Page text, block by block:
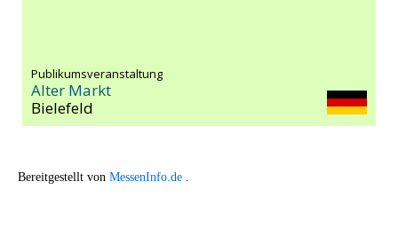
Publikumsveranstaltung
Alter Markt
Bielefeld
Bereitgestellt von MessenInfo.de .